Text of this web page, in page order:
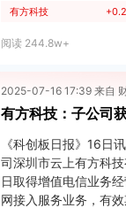
有方科技
阅读 244.8w+
2025-07-16 17:39 来自
有方科技：子公司
《科创板日报》16日
司深圳市云上有方科
日取得增值电信业务
网接入服务业务，有